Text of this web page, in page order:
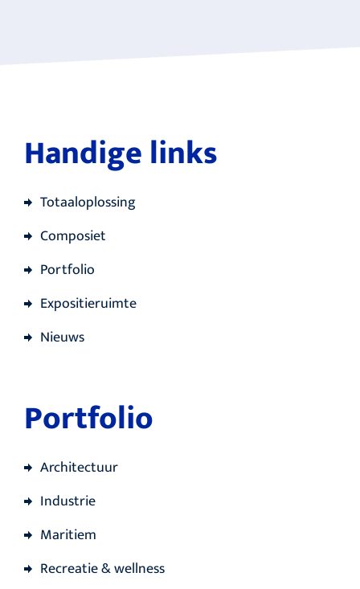
Handige links
Totaaloplossing
Composiet
Portfolio
Expositieruimte
Nieuws
Portfolio
Architectuur
Industrie
Maritiem
Recreatie & wellness